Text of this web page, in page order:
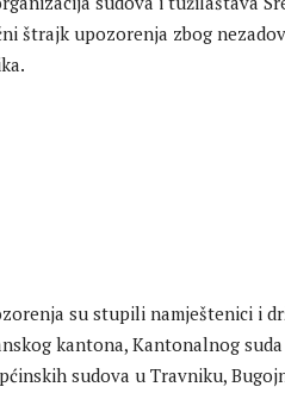
štrajk upozorenja zbog
su stupili namještenici i
kantona, Kantonalnog
sudova u Travniku,